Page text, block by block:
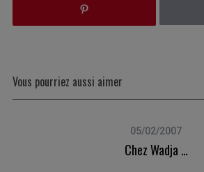
Vous pourriez aussi aimer
05/02/2007
Chez Wadja …